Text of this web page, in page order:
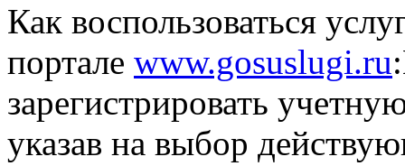
Как воспользоваться
портале www.gosuslugi.ru
зарегистрировать
указав на выбор